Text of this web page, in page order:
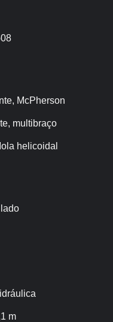
McPherson
multibraço
helicoidal
m